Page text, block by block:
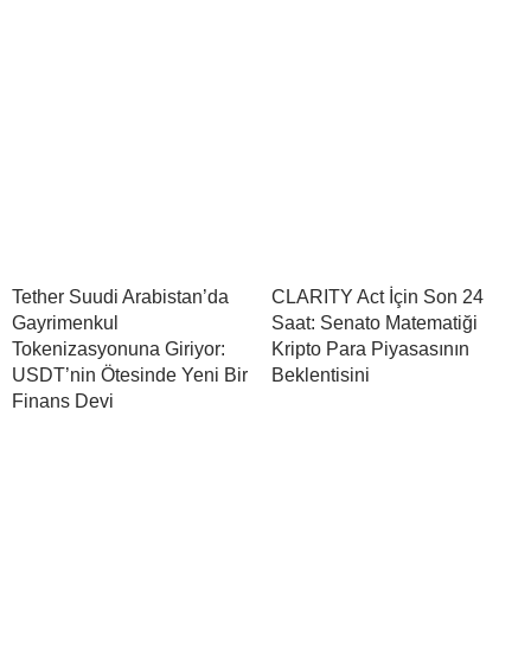
Tether Suudi Arabistan’da
Gayrimenkul
Tokenizasyonuna Giriyor:
USDT’nin Ötesinde Yeni Bir
Finans Devi
CLARITY Act İçin Son 24
Saat: Senato Matematiği
Kripto Para Piyasasının
Beklentisini